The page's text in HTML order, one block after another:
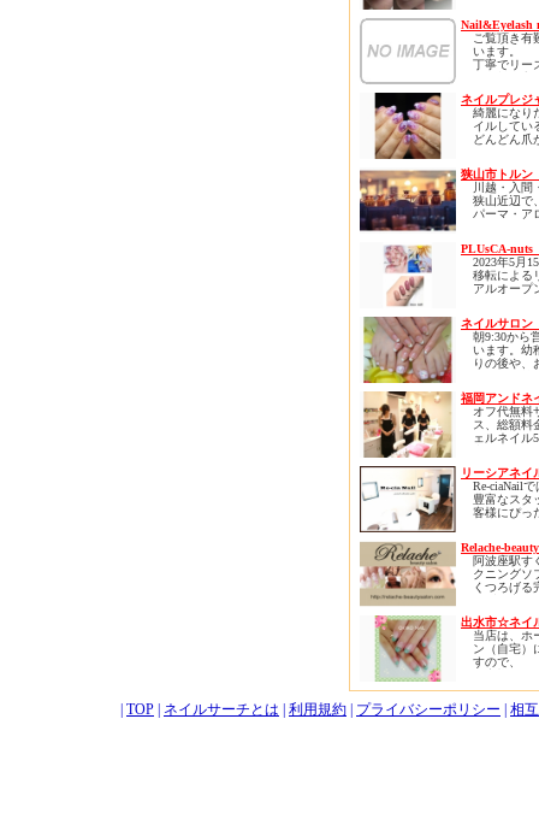
を緩和でき
部までのケ
様に喜ばれ
ニューです
きたいです
?初回から
?ネイルNG
風仕上げが
?肌も再生
?実績5万件
ロネイル??
正】導入
Nail&Eyelash
ご覧頂き有
います。
丁寧でリー
を頂いてお
リピーター
ロン初心者
していらし
けるアット
ネイルプレジ
綺麗になり
イルしてい
どんどん爪
や、
自分らしさ
くてネイル
に
みんなと同
からしか選
いなど、
大好きなネ
いになりそ
つらい思い
しても大丈
ネイルプレ
ーリングは
を健康に育
存分自分の
界観を爪先
来る、自分
自分自身の
ロンです。
ネイルは自
はなく自己
す。
感を生み、
がります。
あなたも爪
自分を楽し
か？
あなたのお
待ちしてお
狭山市トル
川越・入間
狭山近辺で
パーマ・ア
健康のサロ
クゼーショ
旧アートメ
ンディで
H30.8.25に
線『 新狭
口 』徒歩3
に移転し、
ラクゼーシ
以前と変わ
性・女性・
年齢や性別
お気軽に、
PLUsCA-
2023年5月
移転による
アルオープ
新しくスタ
えて
楽しく、美
たいと願う
ます。
ご予約頂く
すが、突然
でも
案内が可能
それでは、
来店をお待
ネイルサロン
朝9:30から
います。幼
りの後や、
有効に使え
評いただい
す！
田町駅・三
慶応大学か
く、芝浦・
布十番から
お散歩がて
いただける
ベースジェ
ジェル、バ
ル、パラジ
リジェルな
をお選びい
す。経験豊
ッフがアド
たします。
ザインの中
ベビーカー
同伴も可能
福岡アンドネ
オフ代無料
ス、総額料
ェルネイル
ルデザイン
ます。通い
様のための
ロン。
リーシアネ
Re-ciaNail
豊富なスタ
客様にぴっ
お客様がく
落ち着きの
ン作りを心
ます。
で指先から
を叶えられ
ベートサロ
スタッフ一
お待ちして
Relache-
阿波座駅す
クニングソ
くつろげる
プライベー
だからこそ
お客様一人
キメ細やか
エクステ、
ーマ、エス
クと、 幅
出水市☆ネイ
当店は、ホ
ン（自宅）
すので、
満喫して戴
思います。
また、当店
TOP ネイルサーチとは 利用規約 プライバシーポリシー 相